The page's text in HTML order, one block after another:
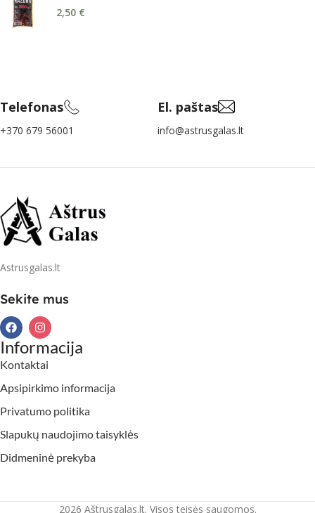
2,50 €
Telefonas
+370 679 56001
El. paštas
info@astrusgalas.lt
Astrusgalas.lt
Sekite mus
Informacija
Kontaktai
Apsipirkimo informacija
Privatumo politika
Slapukų naudojimo taisyklės
Didmeninė prekyba
2026 Aštrusgalas.lt. Visos teisės saugomos.